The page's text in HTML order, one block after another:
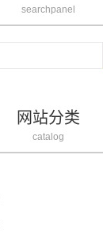
searchpanel
网站分类
catalog